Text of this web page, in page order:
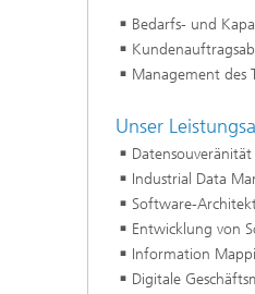
Bedarfs- und
Management des
Unser
Industrial Data
Software-
Entwicklung von
Information
Digitale